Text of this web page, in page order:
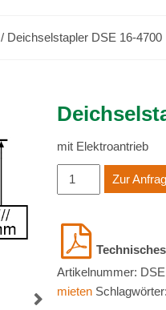
/ Deichselstapler DSE 16-4700
mit Elektroantrieb
Deichselstapler
DSE
4700
Menge
Zur
Artikelnummer:
mieten Schlagwörter: